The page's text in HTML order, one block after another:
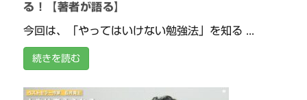
る！【著者が語る】
今回は、「やってはいけない勉強法」を知る ...
続きを読む